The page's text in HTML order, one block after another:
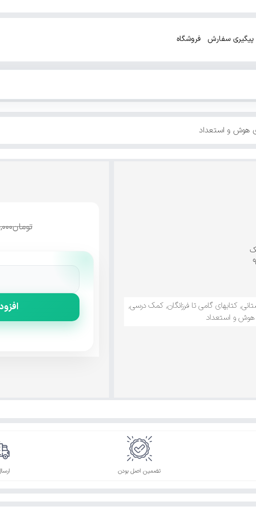
پیگیری سفارش فروشگاه
هوش و استعداد
, کتابهای گامی تا فرزانگان, کمک درسی,
هوش و استعداد
تومان
تضمین اصل بودن